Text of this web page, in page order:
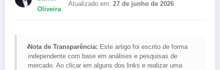
Oliveira
Atualizado em:27 de junho de 2026
Nota de Transparência: Este artigo foi escrito de forma
independente com base em análises e pesquisas de
mercado. Ao clicar em alguns dos links e realizar uma